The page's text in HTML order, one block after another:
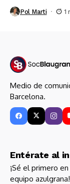
Pol Marti 1
Medio de
Barcelona.
Entérate al
¡Sé el primero
equipo azulgrana!